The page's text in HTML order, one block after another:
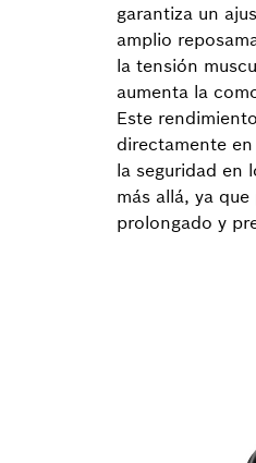
garantiza un
amplio
la tensión
aumenta la
Este
directamente
la seguridad en
más allá, ya
prolongado y